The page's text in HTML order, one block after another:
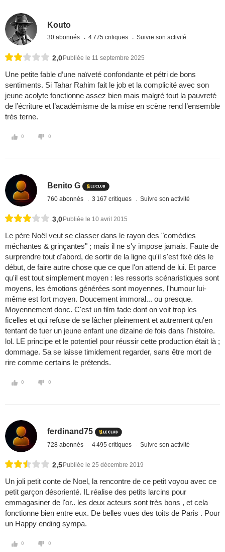
Kouto
30 abonnés 4 775 critiques Suivre son activité
2,0 Publiée le 11 septembre 2025
Une petite fable d’une naïveté confondante et pétri de bons
sentiments. Si Tahar Rahim fait le job et la complicité avec son
jeune acolyte fonctionne assez bien mais malgré tout la pauvreté
de l’écriture et l’académisme de la mise en scène rend l’ensemble
très terne.
0 0
Benito G
760 abonnés 3 167 critiques Suivre son activité
3,0 Publiée le 10 avril 2015
Le père Noël veut se classer dans le rayon des "comédies
méchantes & grinçantes" ; mais il ne s'y impose jamais. Faute de
surprendre tout d'abord, de sortir de la ligne qu'il s'est fixé dès le
début, de faire autre chose que ce que l'on attend de lui. Et parce
qu'il est tout simplement moyen : les ressorts scénaristiques sont
moyens, les émotions générées sont moyennes, l'humour lui-
même est fort moyen. Doucement immoral... ou presque.
Moyennement donc. C'est un film fade dont on voit trop les
ficelles et qui refuse de se lâcher pleinement et autrement qu'en
tentant de tuer un jeune enfant une dizaine de fois dans l'histoire.
lol. LE principe et le potentiel pour réussir cette production était là ;
dommage. Sa se laisse timidement regarder, sans être mort de
rire comme certains le prétends.
0 0
ferdinand75
728 abonnés 4 495 critiques Suivre son activité
2,5 Publiée le 25 décembre 2019
Un joli petit conte de Noel, la rencontre de ce petit voyou avec ce
petit garçon désorienté. IL réalise des petits larcins pour
emmagasiner de l'or.. les deux acteurs sont très bons , et cela
fonctionne bien entre eux. De belles vues des toits de Paris . Pour
un Happy ending sympa.
0 0